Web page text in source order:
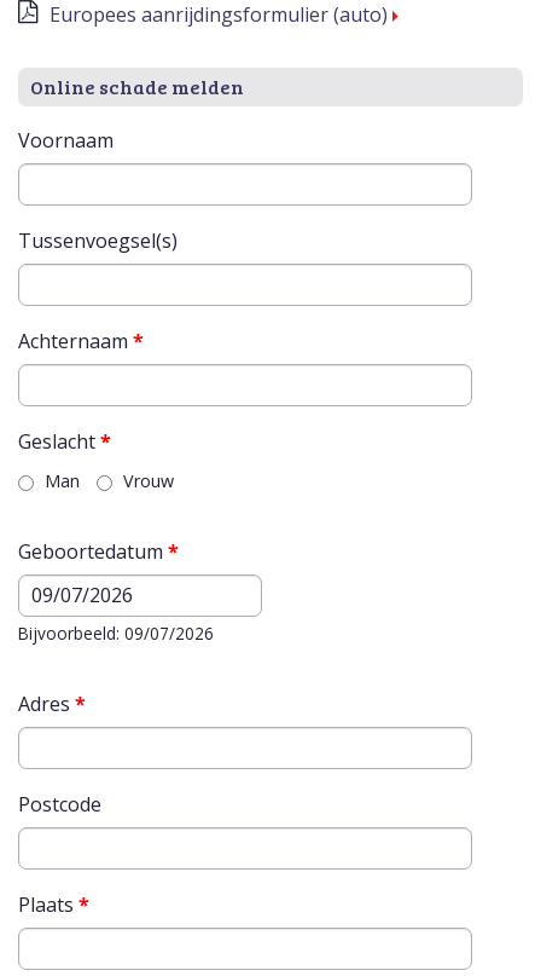
Europees aanrijdingsformulier (auto)
Online schade melden
Voornaam
Tussenvoegsel(s)
Achternaam *
Geslacht*
Man Vrouw
Geboortedatum *
Datum
Bijvoorbeeld: 09/07/2026
Adres *
Postcode
Plaats *